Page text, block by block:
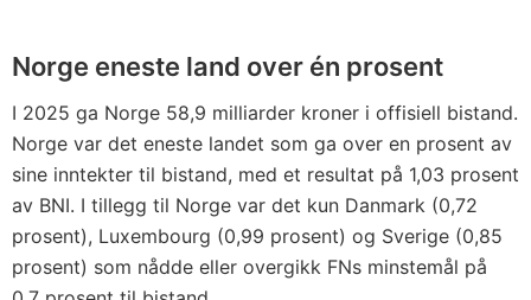
Norge eneste land over én prosent
I 2025 ga Norge 58,9 milliarder kroner i offisiell bistand.
Norge var det eneste landet som ga over en prosent av
sine inntekter til bistand, med et resultat på 1,03 prosent
av BNI. I tillegg til Norge var det kun Danmark (0,72
prosent), Luxembourg (0,99 prosent) og Sverige (0,85
prosent) som nådde eller overgikk FNs minstemål på